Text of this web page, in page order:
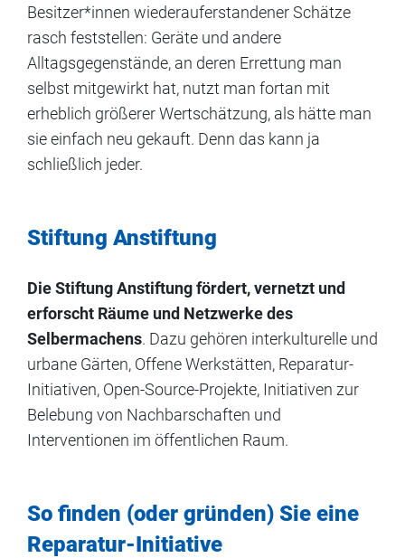
Besitzer*innen wiederauferstandener Schätze
rasch feststellen: Geräte und andere
Alltagsgegenstände, an deren Errettung man
selbst mitgewirkt hat, nutzt man fortan mit
erheblich größerer Wertschätzung, als hätte man
sie einfach neu gekauft. Denn das kann ja
schließlich jeder.
Stiftung Anstiftung
Die Stiftung Anstiftungfördert, vernetzt und
erforscht Räume und Netzwerke des
Selbermachens. Dazu gehören interkulturelle und
urbane Gärten, Offene Werkstätten, Reparatur-
Initiativen, Open-Source-Projekte, Initiativen zur
Belebung von Nachbarschaften und
Interventionen im öffentlichen Raum.
So finden (oder gründen) Sie eine
Reparatur-Initiative